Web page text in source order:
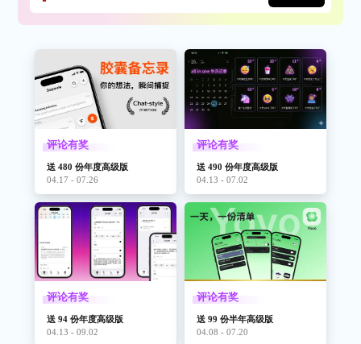
评论有奖
送 480 份年度高级版
04.17 - 07.26
评论有奖
送 490 份年度高级版
04.13 - 07.02
评论有奖
送 94 份年度高级版
04.13 - 09.02
评论有奖
送 99 份半年高级版
04.08 - 07.20